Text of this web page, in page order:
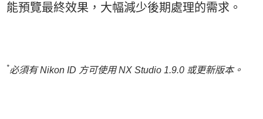
能預覽最終效果，大幅減少後期處理的需求。
*必須有 Nikon ID 方可使用 NX Studio 1.9.0 或更新版本。